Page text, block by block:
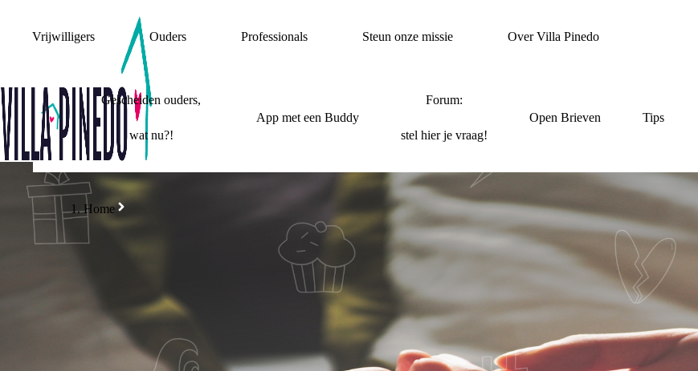
Vrijwilligers Ouders Professionals Steun onze missie Over Villa Pinedo
Gescheiden ouders,
wat nu?!
App met een Buddy
Forum:
stel hier je vraag!
Open Brieven Tips
Home
LAAT ONS RUSTIG